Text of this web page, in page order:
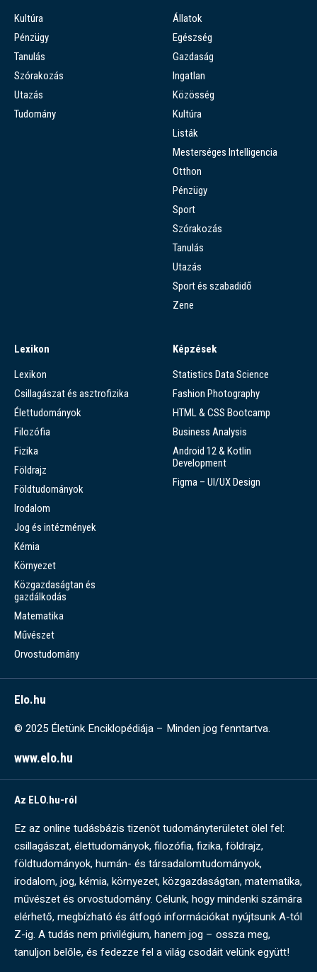
Kultúra
Pénzügy
Tanulás
Szórakozás
Utazás
Tudomány
Állatok
Egészség
Gazdaság
Ingatlan
Közösség
Kultúra
Listák
Mesterséges Intelligencia
Otthon
Pénzügy
Sport
Szórakozás
Tanulás
Utazás
Sport és szabadidő
Zene
Lexikon
Lexikon
Csillagászat és asztrofizika
Élettudományok
Filozófia
Fizika
Földrajz
Földtudományok
Irodalom
Jog és intézmények
Kémia
Környezet
Közgazdaságtan és
gazdálkodás
Matematika
Művészet
Orvostudomány
Képzések
Statistics Data Science
Fashion Photography
HTML & CSS Bootcamp
Business Analysis
Android 12 & Kotlin
Development
Figma – UI/UX Design
Elo.hu
© 2025 Életünk Enciklopédiája – Minden jog fenntartva.
www.elo.hu
Az ELO.hu-ról
Ez az online tudásbázis tizenöt tudományterületet ölel fel:
csillagászat, élettudományok, filozófia, fizika, földrajz,
földtudományok, humán- és társadalomtudományok,
irodalom, jog, kémia, környezet, közgazdaságtan, matematika,
művészet és orvostudomány. Célunk, hogy mindenki számára
elérhető, megbízható és átfogó információkat nyújtsunk A-tól
Z-ig. A tudás nem privilégium, hanem jog – ossza meg,
tanuljon belőle, és fedezze fel a világ csodáit velünk együtt!